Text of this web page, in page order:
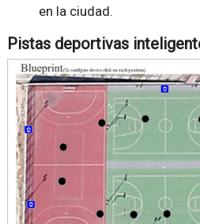
en la ciudad.
Pistas deportivas